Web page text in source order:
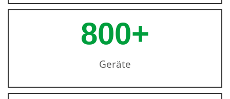
Geräte
800+